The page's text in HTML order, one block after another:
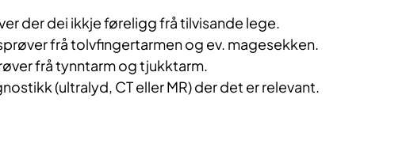
der dei ikkje føreligg frå tilvisande lege.
frå tolvfingertarmen og ev. magesekken.
frå tynntarm og tjukktarm.
(ultralyd, CT eller MR) der det er relevant.